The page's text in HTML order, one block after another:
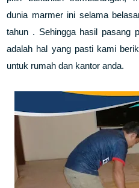
dunia marmer ini selama
tahun . Sehingga hasil pasang
adalah hal yang pasti kami
untuk rumah dan kantor anda.